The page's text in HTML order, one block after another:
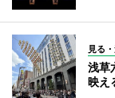
見る
浅草
映え